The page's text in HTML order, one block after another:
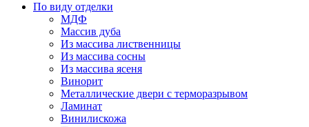
По виду отделки
МДФ
Массив дуба
Из массива лиственницы
Из массива сосны
Из массива ясеня
Винорит
Металлические двери с терморазрывом
Ламинат
Винилискожа